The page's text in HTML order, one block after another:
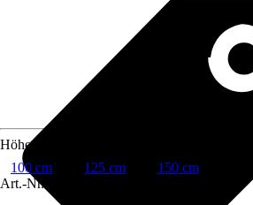
Höhe
100 cm
125 cm
150 cm
Art.-Nr.